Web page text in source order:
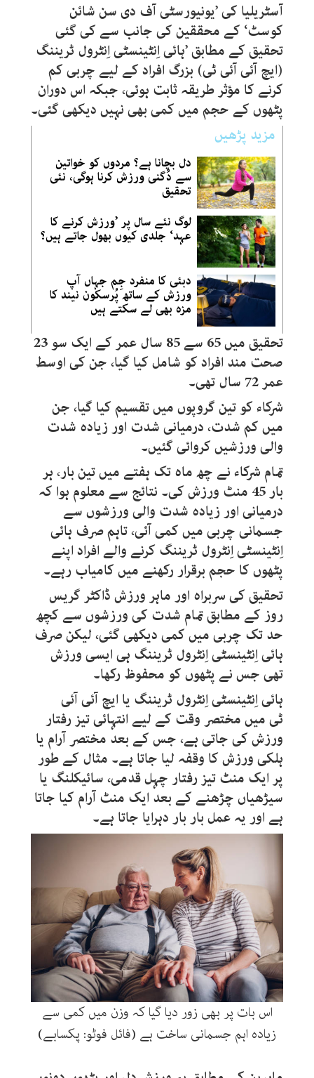
آسٹریلیا کی ’یونیورسٹی آف دی سن شائن
کوسٹ‘ کے محققین کی جانب سے کی گئی
تحقیق کے مطابق ’ہائی اِنٹینسٹی اِنٹرول ٹریننگ
(ایچ آئی آئی ٹی) بزرگ افراد کے لیے چربی کم
کرنے کا مؤثر طریقہ ثابت ہوئی، جبکہ اس دوران
پٹھوں کے حجم میں کمی بھی نہیں دیکھی گئی۔
مزید پڑھیں
دل بچانا ہے؟ مردوں کو خواتین
سے دُگنی ورزش کرنا ہوگی، نئی
تحقیق
لوگ نئے سال پر ’ورزش کرنے کا
عہد‘ جلدی کیوں بھول جاتے ہیں؟
دبئی کا منفرد جِم جہاں آپ
ورزش کے ساتھ پُرسکون نیند کا
مزہ بھی لے سکتے ہیں
تحقیق میں 65 سے 85 سال عمر کے ایک سو 23
صحت مند افراد کو شامل کیا گیا، جن کی اوسط
عمر 72 سال تھی۔
شرکاء کو تین گروپوں میں تقسیم کیا گیا، جن
میں کم شدت، درمیانی شدت اور زیادہ شدت
والی ورزشیں کروائی گئیں۔
تمام شرکاء نے چھ ماہ تک ہفتے میں تین بار، ہر
بار 45 منٹ ورزش کی۔ نتائج سے معلوم ہوا کہ
درمیانی اور زیادہ شدت والی ورزشوں سے
جسمانی چربی میں کمی آئی، تاہم صرف ہائی
اِنٹینسٹی اِنٹرول ٹریننگ کرنے والے افراد اپنے
پٹھوں کا حجم برقرار رکھنے میں کامیاب رہے۔
تحقیق کی سربراہ اور ماہر ورزش ڈاکٹر گریس
روز کے مطابق تمام شدت کی ورزشوں سے کچھ
حد تک چربی میں کمی دیکھی گئی، لیکن صرف
ہائی اِنٹینسٹی اِنٹرول ٹریننگ ہی ایسی ورزش
تھی جس نے پٹھوں کو محفوظ رکھا۔
ہائی اِنٹینسٹی اِنٹرول ٹریننگ یا ایچ آئی آئی
ٹی میں مختصر وقت کے لیے انتہائی تیز رفتار
ورزش کی جاتی ہے، جس کے بعد مختصر آرام یا
ہلکی ورزش کا وقفہ لیا جاتا ہے۔ مثال کے طور
پر ایک منٹ تیز رفتار چہل قدمی، سائیکلنگ یا
سیڑھیاں چڑھنے کے بعد ایک منٹ آرام کیا جاتا
ہے اور یہ عمل بار بار دہرایا جاتا ہے۔
اس بات پر بھی زور دیا گیا کہ وزن میں کمی سے
زیادہ اہم جسمانی ساخت ہے (فائل فوٹو: پکسابے)